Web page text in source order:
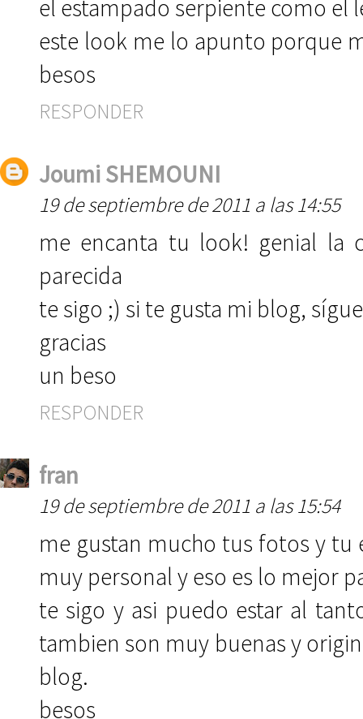
el estampado serpiente como el
este look me lo apunto porque
besos
RESPONDER
Joumi SHEMOUNI
19 de septiembre de 2011 a las 14:55
me encanta tu look! genial la
parecida
te sigo ;) si te gusta mi blog,
gracias
un beso
RESPONDER
fran
19 de septiembre de 2011 a las 15:54
me gustan mucho tus fotos y tu
muy personal y eso es lo mejor
te sigo y asi puedo estar al
tambien son muy buenas y
blog.
besos